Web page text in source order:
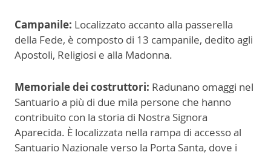
Campanile: Localizzato accanto alla passerella
della Fede, è composto di 13 campanile, dedito agli
Apostoli, Religiosi e alla Madonna.
Memoriale dei costruttori: Radunano omaggi nel
Santuario a più di due mila persone che hanno
contribuito con la storia di Nostra Signora
Aparecida. È localizzata nella rampa di accesso al
Santuario Nazionale verso la Porta Santa, dove i